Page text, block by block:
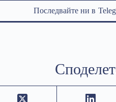
Последвайте ни в